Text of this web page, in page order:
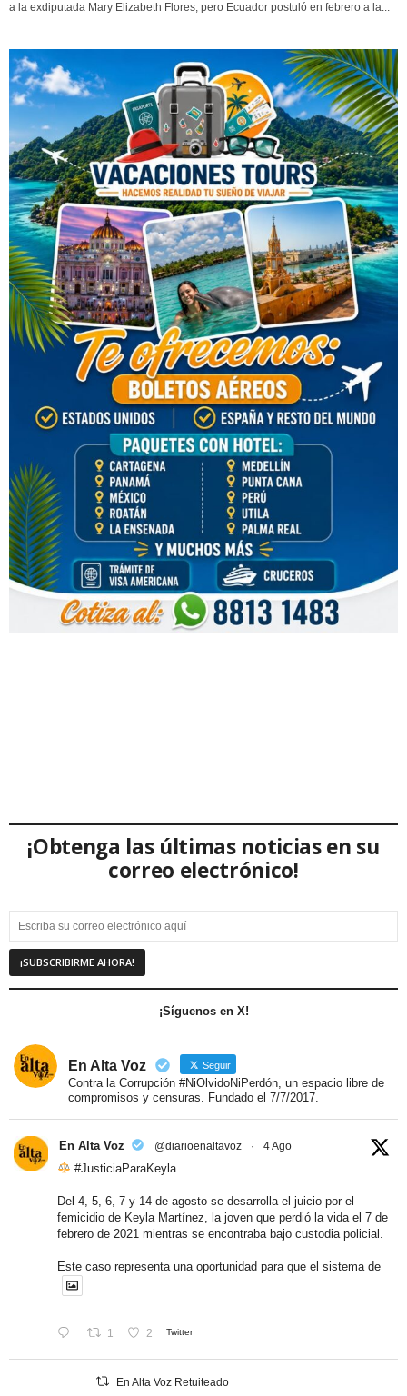
a la exdiputada Mary Elizabeth Flores, pero Ecuador postuló en febrero a la...
¡Obtenga las últimas noticias en su
correo electrónico!
¡Síguenos en X!
En Alta Voz Seguir
Contra la Corrupción #NiOlvidoNiPerdón, un espacio libre de
compromisos y censuras. Fundado el 7/7/2017.
En Alta Voz @diarioenaltavoz · 4 Ago
#JusticiaParaKeyla
Del 4, 5, 6, 7 y 14 de agosto se desarrolla el juicio por el
femicidio de Keyla Martínez, la joven que perdió la vida el 7 de
febrero de 2021 mientras se encontraba bajo custodia policial.
Este caso representa una oportunidad para que el sistema de
1 2 Twitter
En Alta Voz Retuiteado